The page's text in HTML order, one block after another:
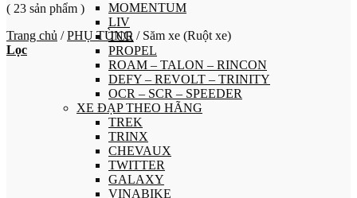
MOMENTUM
LIV
TCR
PROPEL
ROAM – TALON – RINCON
DEFY – REVOLT – TRINITY
OCR – SCR – SPEEDER
XE ĐẠP THEO HÃNG
TREK
TRINX
CHEVAUX
TWITTER
GALAXY
VINABIKE
( 23 sản phẩm )
Trang chủ / PHỤ TÙNG /Săm xe (Ruột xe)
Lọc